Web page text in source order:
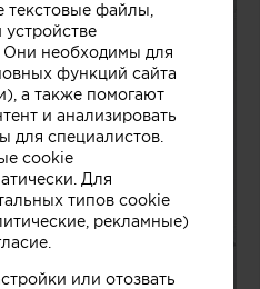
текстовые файлы,
необходимы для
функций сайта
а также помогают
и анализировать
для специалистов.
cookie
Для
типов cookie
рекламные)
или отозвать